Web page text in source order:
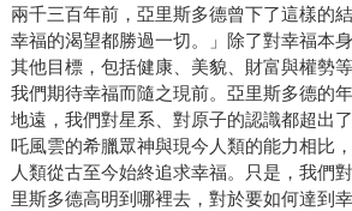
兩千三百年前，亞里斯多德曾下了這樣的
幸福的渴望都勝過一切。」除了對幸福本
其他目標，包括健康、美貌、財富與權勢
我們期待幸福而隨之現前。亞里斯多德的
地遠，我們對星系、對原子的認識都超出
吒風雲的希臘眾神與現今人類的能力相比
人類從古至今始終追求幸福。只是，我們
里斯多德高明到哪裡去，對於要如何達到